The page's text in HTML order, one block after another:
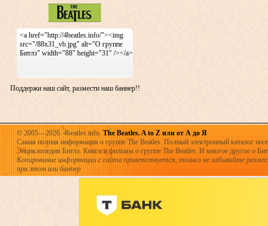
<a href="http://4beatles.info/"><img
src="/88x31_vb.jpg" alt="О группе
Битлз" width="88" height="31" /></a>
Поддержи наш сайт, размести наш баннер!!
© 2005—2026. 4beatles.info. The Beatles. A to Z или от А до Я
Самая полная информация о группе The Beatles. Полный электронный каталог
Энциклопедия Битлз. Книги и фильмы о группе The Beatles. И многое другое о
Копирование информации с сайта приветствуется, только не забывайте
при этом или баннер